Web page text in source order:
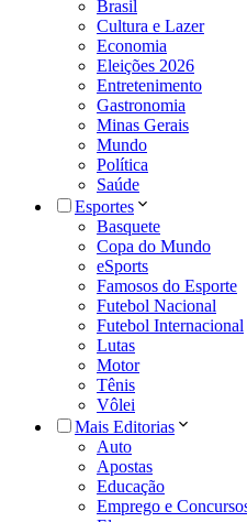
Brasil
Cultura e Lazer
Economia
Eleições 2026
Entretenimento
Gastronomia
Minas Gerais
Mundo
Política
Saúde
Esportes
Basquete
Copa do Mundo
eSports
Famosos do Esporte
Futebol Nacional
Futebol Internacional
Lutas
Motor
Tênis
Vôlei
Mais Editorias
Auto
Apostas
Educação
Emprego e